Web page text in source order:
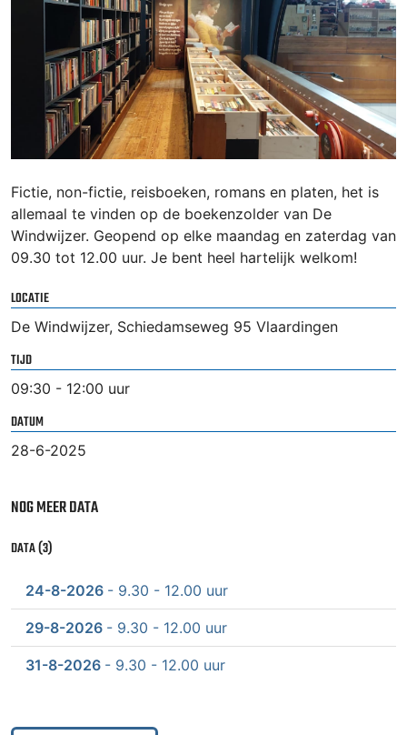
Fictie, non-fictie, reisboeken, romans en platen, het is
allemaal te vinden op de boekenzolder van De
Windwijzer. Geopend op elke maandag en zaterdag van
09.30 tot 12.00 uur. Je bent heel hartelijk welkom!
LOCATIE
De Windwijzer, Schiedamseweg 95 Vlaardingen
TIJD
09:30 - 12:00 uur
DATUM
28-6-2025
NOG MEER DATA
DATA (3)
24-8-2026 - 9.30 - 12.00 uur
29-8-2026 - 9.30 - 12.00 uur
31-8-2026 - 9.30 - 12.00 uur